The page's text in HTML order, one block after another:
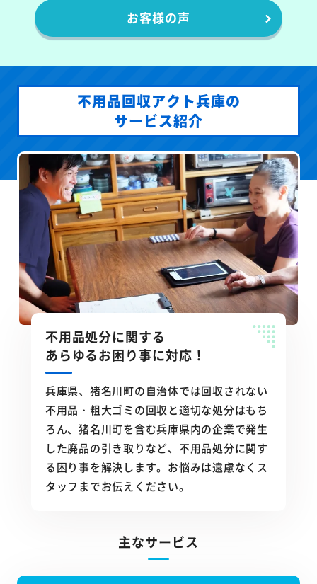
お客様の声
不用品回収アクト兵庫の
サービス紹介
不用品処分に関する
あらゆるお困り事に対応！
兵庫県、猪名川町の自治体では回収されない
不用品・粗大ゴミの回収と適切な処分はもち
ろん、猪名川町を含む兵庫県内の企業で発生
した廃品の引き取りなど、不用品処分に関す
る困り事を解決します。お悩みは遠慮なくス
タッフまでお伝えください。
主なサービス